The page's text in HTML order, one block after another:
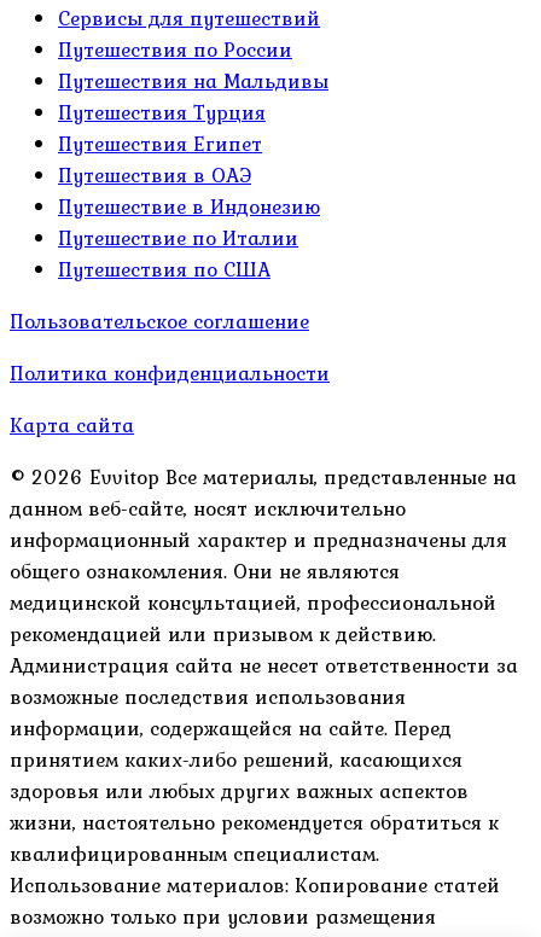
Сервисы для путешествий
Путешествия по России
Путешествия на Мальдивы
Путешествия Турция
Путешествия Египет
Путешествия в ОАЭ
Путешествие в Индонезию
Путешествие по Италии
Путешествия по США
Пользовательское соглашение
Политика конфиденциальности
Карта сайта
© 2026 Evvitop Все материалы, представленные на
данном веб-сайте, носят исключительно
информационный характер и предназначены для
общего ознакомления. Они не являются
медицинской консультацией, профессиональной
рекомендацией или призывом к действию.
Администрация сайта не несет ответственности за
возможные последствия использования
информации, содержащейся на сайте. Перед
принятием каких-либо решений, касающихся
здоровья или любых других важных аспектов
жизни, настоятельно рекомендуется обратиться к
квалифицированным специалистам.
Использование материалов: Копирование статей
возможно только при условии размещения